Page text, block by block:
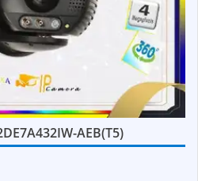
AEB(T5)